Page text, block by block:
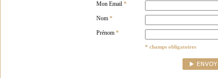
Mon Email *
Nom *
Prénom *
* champs obligatoires